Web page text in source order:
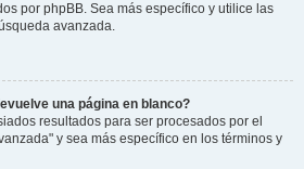
por phpBB. Sea más específico y utilice las
avanzada.
una página en blanco?
resultados para ser procesados por el
y sea más específico en los términos y